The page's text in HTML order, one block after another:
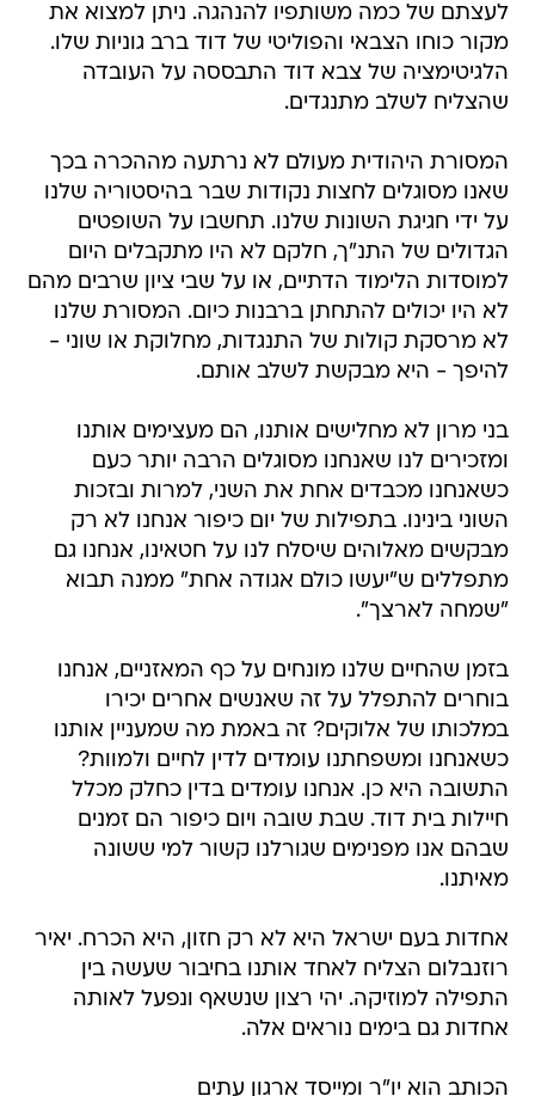
לעצתם של כמה משותפיו להנהגה. ניתן למצוא את
מקור כוחו הצבאי והפוליטי של דוד ברב גוניות שלו.
הלגיטימציה של צבא דוד התבססה על העובדה
שהצליח לשלב מתנגדים.
המסורת היהודית מעולם לא נרתעה מההכרה בכך
שאנו מסוגלים לחצות נקודות שבר בהיסטוריה שלנו
על ידי חגיגת השונות שלנו. תחשבו על השופטים
הגדולים של התנ"ך, חלקם לא היו מתקבלים היום
למוסדות הלימוד הדתיים, או על שבי ציון שרבים מהם
לא היו יכולים להתחתן ברבנות כיום. המסורת שלנו
לא מרסקת קולות של התנגדות, מחלוקת או שוני -
להיפך - היא מבקשת לשלב אותם.
בני מרון לא מחלישים אותנו, הם מעצימים אותנו
ומזכירים לנו שאנחנו מסוגלים הרבה יותר כעם
כשאנחנו מכבדים אחת את השני, למרות ובזכות
השוני בינינו. בתפילות של יום כיפור אנחנו לא רק
מבקשים מאלוהים שיסלח לנו על חטאינו, אנחנו גם
מתפללים ש"יעשו כולם אגודה אחת" ממנה תבוא
"שמחה לארצך".
בזמן שהחיים שלנו מונחים על כף המאזניים, אנחנו
בוחרים להתפלל על זה שאנשים אחרים יכירו
במלכותו של אלוקים? זה באמת מה שמעניין אותנו
כשאנחנו ומשפחתנו עומדים לדין לחיים ולמוות?
התשובה היא כן. אנחנו עומדים בדין כחלק מכלל
חיילות בית דוד. שבת שובה ויום כיפור הם זמנים
שבהם אנו מפנימים שגורלנו קשור למי ששונה
מאיתנו.
אחדות בעם ישראל היא לא רק חזון, היא הכרח. יאיר
רוזנבלום הצליח לאחד אותנו בחיבור שעשה בין
התפילה למוזיקה. יהי רצון שנשאף ונפעל לאותה
אחדות גם בימים נוראים אלה.
הכותב הוא יו"ר ומייסד ארגון עתים